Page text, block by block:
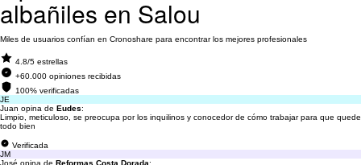
albañiles en Salou
Miles de usuarios confían en Cronoshare para encontrar los mejores profesionales
4.8/5 estrellas
+60.000 opiniones recibidas
100% verificadas
JE
Juan opina de Eudes:
Limpio, meticuloso, se preocupa por los inquilinos y conocedor de cómo trabajar para que quede
todo bien
Verificada
JM
José opina de Reformas Costa Dorada: